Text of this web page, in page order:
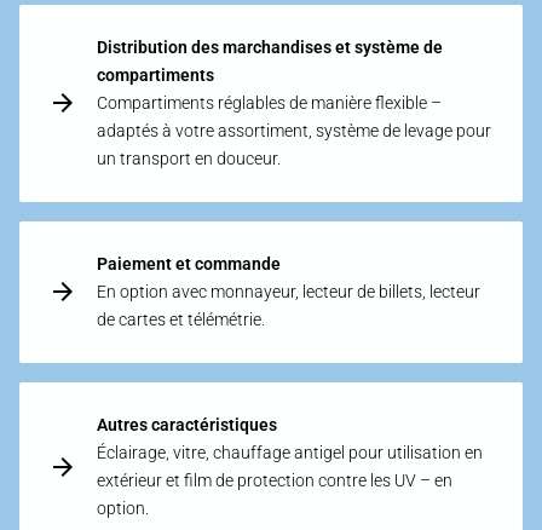
Distribution des marchandises et système de
compartiments
Compartiments réglables de manière flexible –
adaptés à votre assortiment, système de levage pour
un transport en douceur.
Paiement et commande
En option avec monnayeur, lecteur de billets, lecteur
de cartes et télémétrie.
Autres caractéristiques
Éclairage, vitre, chauffage antigel pour utilisation en
extérieur et film de protection contre les UV – en
option.